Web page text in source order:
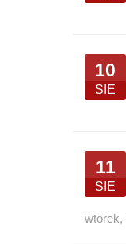
10
SIE
11
SIE
wtorek,